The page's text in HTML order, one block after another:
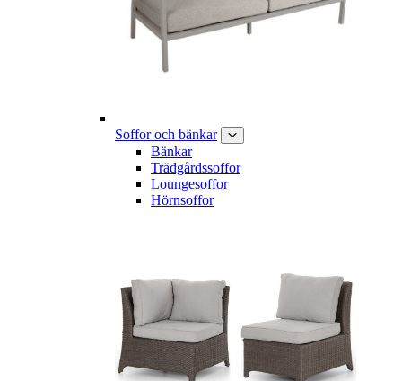
Soffor och bänkar
Bänkar
Trädgårdssoffor
Loungesoffor
Hörnsoffor